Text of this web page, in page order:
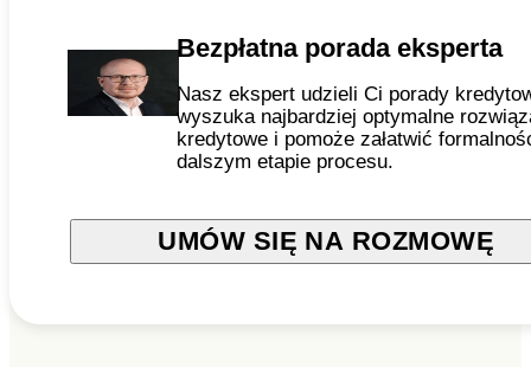
Bezpłatna porada eksperta
Nasz ekspert udzieli Ci porady
wyszuka najbardziej optymalne
kredytowe i pomoże załatwić
dalszym etapie procesu.
UMÓW SIĘ NA ROZMOWĘ